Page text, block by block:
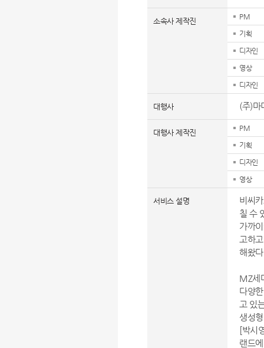
소속사 제작진 PM
기획
디자인
영상
디자인
대행사 (주)마
대행사 제작진 PM
기획
디자인
영상
서비스 설명
비씨
칠 수
가까
고하
해왔
MZ세
다양
고 있
생성
[박시
랜드